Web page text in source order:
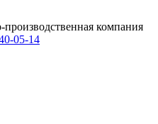
компания
05-14